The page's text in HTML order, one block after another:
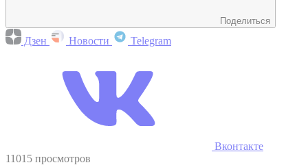
Поделиться
Дзен Новости Telegram
Вконтакте
11015 просмотров